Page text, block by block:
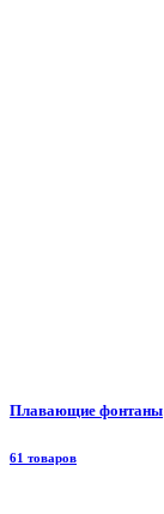
Плавающие фонтаны
61 товаров